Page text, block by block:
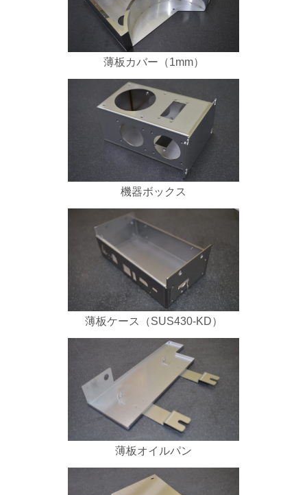
薄板カバー（1mm）
機器ボックス
薄板ケース（SUS430-KD）
薄板オイルパン